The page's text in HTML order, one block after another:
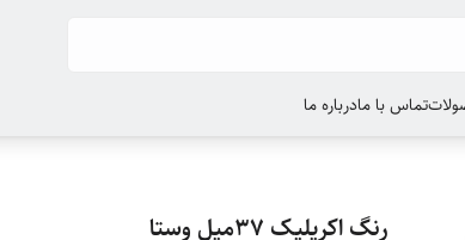
تماس با مادرباره ما
رنگ اکریلیک 37میل وستا